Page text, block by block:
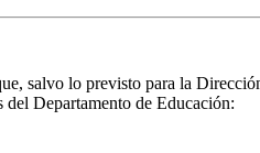
salvo lo previsto para la
Departamento de Educación: